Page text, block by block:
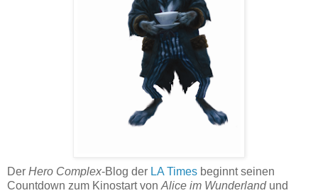
Der Hero Complex-Blog der LA Times beginnt seinen
Countdown zum Kinostart von Alice im Wunderlandund